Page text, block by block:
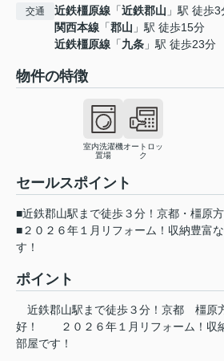
交通 近鉄橿原線 「近鉄郡山 」駅 徒歩3
関西本線 「郡山 」駅 徒歩15分
近鉄橿原線 「九条 」駅 徒歩23分
物件の特徴
室内洗濯機
置場
オートロッ
ク
セールスポイント
■近鉄郡山駅まで徒歩３分！京都・橿原
■２０２６年１月リフォーム！収納豊富
す！
ポイント
近鉄郡山駅まで徒歩３分！京都
橿原
好！
２０２６年１月リフォーム！収
部屋です！